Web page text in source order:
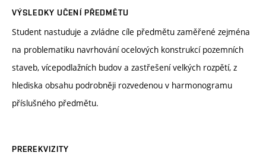
VÝSLEDKY UČENÍ PŘEDMĚTU
Student nastuduje a zvládne cíle předmětu zaměřené zejména
na problematiku navrhování ocelových konstrukcí pozemních
staveb, vícepodlažních budov a zastřešení velkých rozpětí, z
hlediska obsahu podrobněji rozvedenou v harmonogramu
příslušného předmětu.
PREREKVIZITY